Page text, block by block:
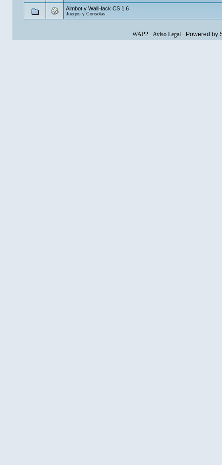
Aimbot y WallHack CS 1.6
Juegos y Consolas
WAP2-Aviso Legal- Powered by